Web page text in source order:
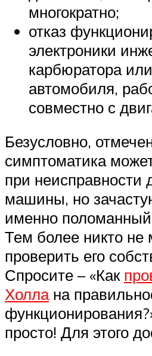
многократно;
отказ
электроники
карбюратора
автомобиля,
совместно с
Безусловно,
симптоматика
при неисправности
машины, но
именно
Тем более никто не
проверить его
Спросите – «Как
Холлана
просто! Для этого